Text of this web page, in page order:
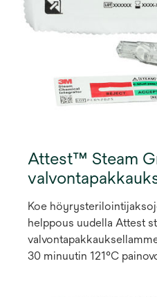
Attest™ Steam
Koe
helppous uudella Attest
30 minuutin 121°C